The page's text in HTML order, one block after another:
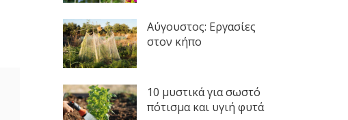
Αύγουστος: Εργασίες
στον κήπο
10 μυστικά για σωστό
πότισμα και υγιή φυτά